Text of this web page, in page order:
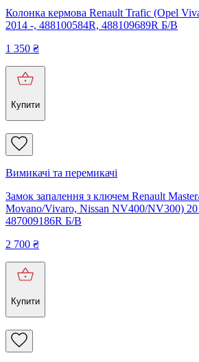
Колонка кермова Renault Trafic (Opel
2014 -, 488100584R, 488109689R Б/В
1 350 ₴
Купити
Вимикачі та перемикачі
Замок запалення з ключем Renault
Movano/Vivaro, Nissan NV400/NV300)
487009186R Б/В
2 700 ₴
Купити